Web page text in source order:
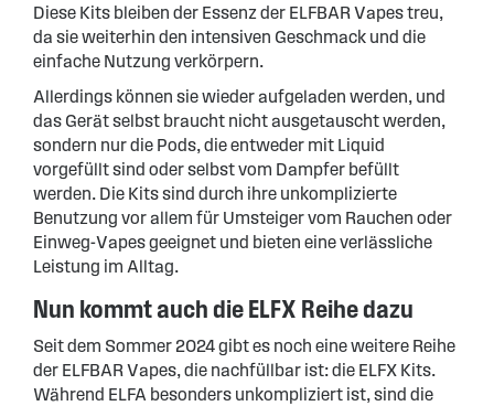
Diese Kits bleiben der Essenz der ELFBAR Vapes treu,
da sie weiterhin den intensiven Geschmack und die
einfache Nutzung verkörpern.
Allerdings können sie wieder aufgeladen werden, und
das Gerät selbst braucht nicht ausgetauscht werden,
sondern nur die Pods, die entweder mit Liquid
vorgefüllt sind oder selbst vom Dampfer befüllt
werden. Die Kits sind durch ihre unkomplizierte
Benutzung vor allem für Umsteiger vom Rauchen oder
Einweg-Vapes geeignet und bieten eine verlässliche
Leistung im Alltag.
Nun kommt auch die ELFX Reihe dazu
Seit dem Sommer 2024 gibt es noch eine weitere Reihe
der ELFBAR Vapes, die nachfüllbar ist: die ELFX Kits.
Während ELFA besonders unkompliziert ist, sind die